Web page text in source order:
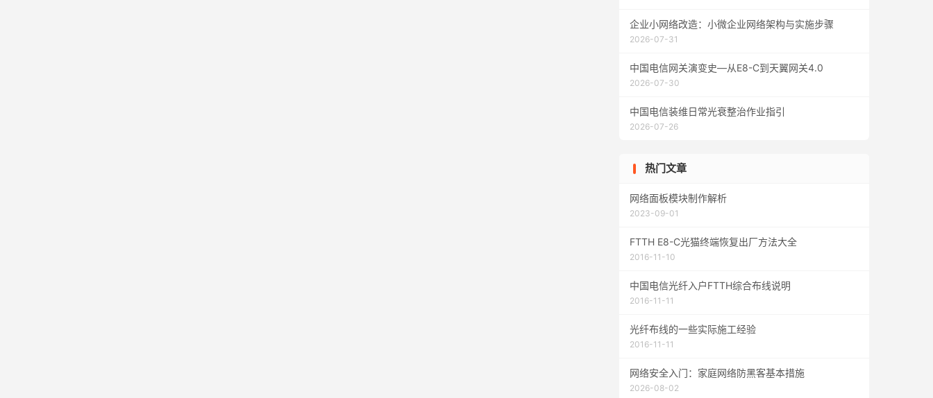
企业小网络改造：小微企业网络架构与实施步骤
2026-07-31
中国电信网关演变史—从E8-C到天翼网关4.0
2026-07-30
中国电信装维日常光衰整治作业指引
2026-07-26
热门文章
网络面板模块制作解析
2023-09-01
FTTH E8-C光猫终端恢复出厂方法大全
2016-11-10
中国电信光纤入户FTTH综合布线说明
2016-11-11
光纤布线的一些实际施工经验
2016-11-11
网络安全入门：家庭网络防黑客基本措施
2026-08-02